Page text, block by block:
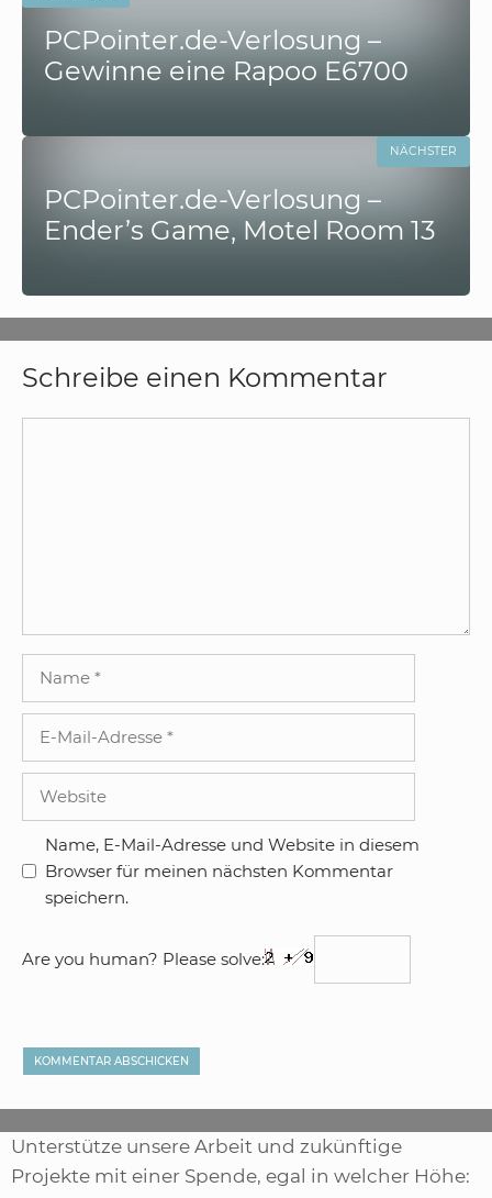
PCPointer.de-Verlosung –
Gewinne eine Rapoo E6700
PCPointer.de-Verlosung –
Ender’s Game, Motel Room 13
NÄCHSTER
Schreibe einen Kommentar
Adresse
Name, E-Mail-Adresse und Website in diesem
Browser für meinen nächsten Kommentar
speichern.
Are you human? Please solve:
Unterstütze unsere Arbeit und zukünftige
Projekte mit einer Spende, egal in welcher Höhe: